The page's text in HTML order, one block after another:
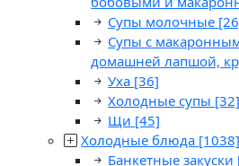
Супы молочные
Супы с
домашней лапшой,
Уха [36]
Холодные супы [32]
Щи [45]
Холодные блюда [1038]
Банкетные закуски